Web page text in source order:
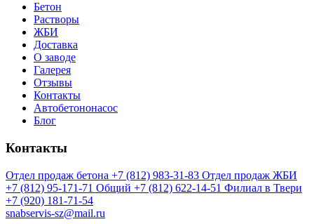
Бетон
Растворы
ЖБИ
Доставка
О заводе
Галерея
Отзывы
Контакты
Автобетононасос
Блог
Контакты
Отдел продаж бетона +7 (812) 983-31-83 Отдел продаж ЖБИ
+7 (812) 95-171-71 Общий +7 (812) 622-14-51 Филиал в Твери
+7 (920) 181-71-54
snabservis-sz@mail.ru